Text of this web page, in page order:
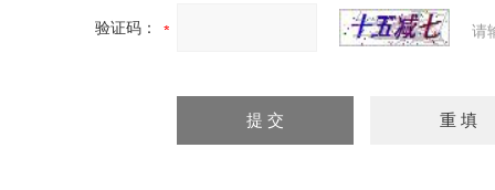
验证码： 请